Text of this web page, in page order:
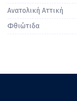
Ανατολική Αττική
Φθιώτιδα